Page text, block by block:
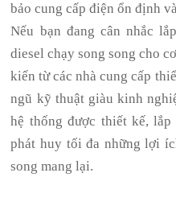
bảo cung cấp điện ổn định
Nếu bạn đang cân nhắc
diesel chạy song song cho
kiến từ các nhà cung cấp
ngũ kỹ thuật giàu kinh
hệ thống được thiết kế,
phát huy tối đa những lợi
song mang lại.